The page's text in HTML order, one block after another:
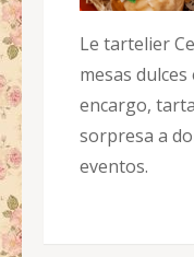
Le tartelier
mesas
encargo,
sorpresa a
eventos.